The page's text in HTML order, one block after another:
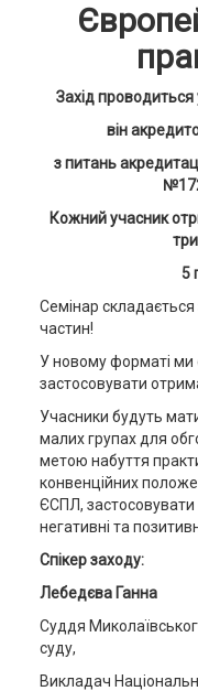
Захід проводиться
він
з питань
Кожний учасник
5
Семінар складається
частин!
У новому форматі ми
застосовувати
Учасники будуть
малих групах для
метою набуття
конвенційних
ЄСПЛ, застосовувати
негативні та
Спікер заходу:
Лебедєва Ганна
Суддя
суду,
Викладач